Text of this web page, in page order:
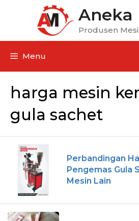
Aneka
Produsen
Menu
harga mesin
gula sachet
Perbandingan
Pengemas Gula
Mesin Lain